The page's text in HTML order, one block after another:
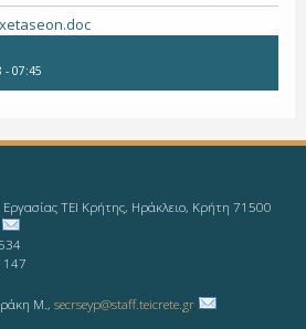
- 07:45
ΤΕΙ Κρήτης, Ηράκλειο, Κρήτη 71500
Μ., secrseyp@staff.teicrete.gr